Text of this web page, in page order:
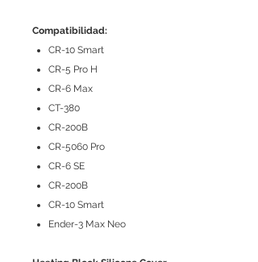
Compatibilidad:
CR-10 Smart
CR-5 Pro H
CR-6 Max
CT-380
CR-200B
CR-5060 Pro
CR-6 SE
CR-200B
CR-10 Smart
Ender-3 Max Neo